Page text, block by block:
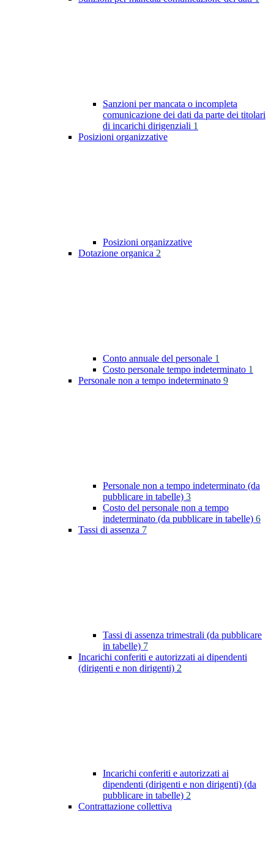
Sanzioni per mancata o incompleta
comunicazione dei dati da parte dei titolari
di incarichi dirigenziali 1
Posizioni organizzative
Posizioni organizzative
Dotazione organica 2
Conto annuale del personale 1
Costo personale tempo indeterminato 1
Personale non a tempo indeterminato 9
Personale non a tempo indeterminato (da
pubblicare in tabelle) 3
Costo del personale non a tempo
indeterminato (da pubblicare in tabelle) 6
Tassi di assenza 7
Tassi di assenza trimestrali (da pubblicare
in tabelle) 7
Incarichi conferiti e autorizzati ai dipendenti
(dirigenti e non dirigenti) 2
Incarichi conferiti e autorizzati ai
dipendenti (dirigenti e non dirigenti) (da
pubblicare in tabelle) 2
Contrattazione collettiva